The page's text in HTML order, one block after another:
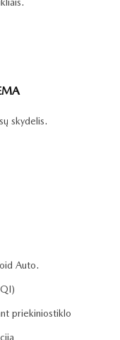
skydelis.
Auto.
priekiniostiklo